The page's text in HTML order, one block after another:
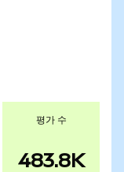
평가 수
483.8K